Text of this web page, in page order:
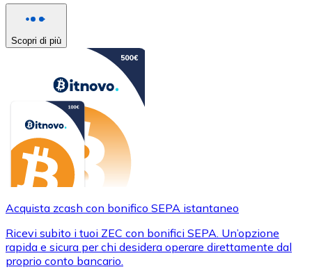
Scopri di più
Acquista zcash con bonifico SEPA istantaneo
Ricevi subito i tuoi ZEC con bonifici SEPA. Un’opzione
rapida e sicura per chi desidera operare direttamente dal
proprio conto bancario.